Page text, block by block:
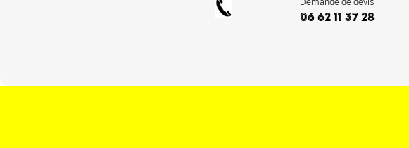
06 62 11 37 28